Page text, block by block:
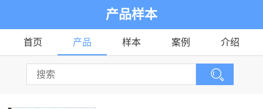
产品样本
首页 产品 样本 案例 介绍